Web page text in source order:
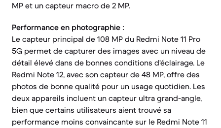
MP et un capteur macro de 2 MP.
Performance en photographie :
Le capteur principal de 108 MP du Redmi Note 11 Pro
5G permet de capturer des images avec un niveau de
détail élevé dans de bonnes conditions d'éclairage. Le
Redmi Note 12, avec son capteur de 48 MP, offre des
photos de bonne qualité pour un usage quotidien. Les
deux appareils incluent un capteur ultra grand-angle,
bien que certains utilisateurs aient trouvé sa
performance moins convaincante sur le Redmi Note 11